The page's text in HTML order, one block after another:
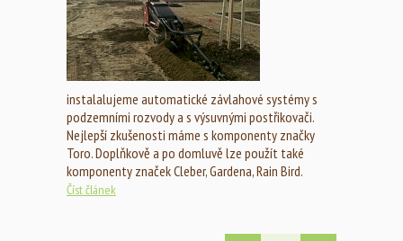
instalalujeme automatické závlahové systémy s
podzemními rozvody a s výsuvnými postřikovači.
Nejlepší zkušenosti máme s komponenty značky
Toro. Doplňkově a po domluvě lze použít také
komponenty značek Cleber, Gardena, Rain Bird.
Číst článek